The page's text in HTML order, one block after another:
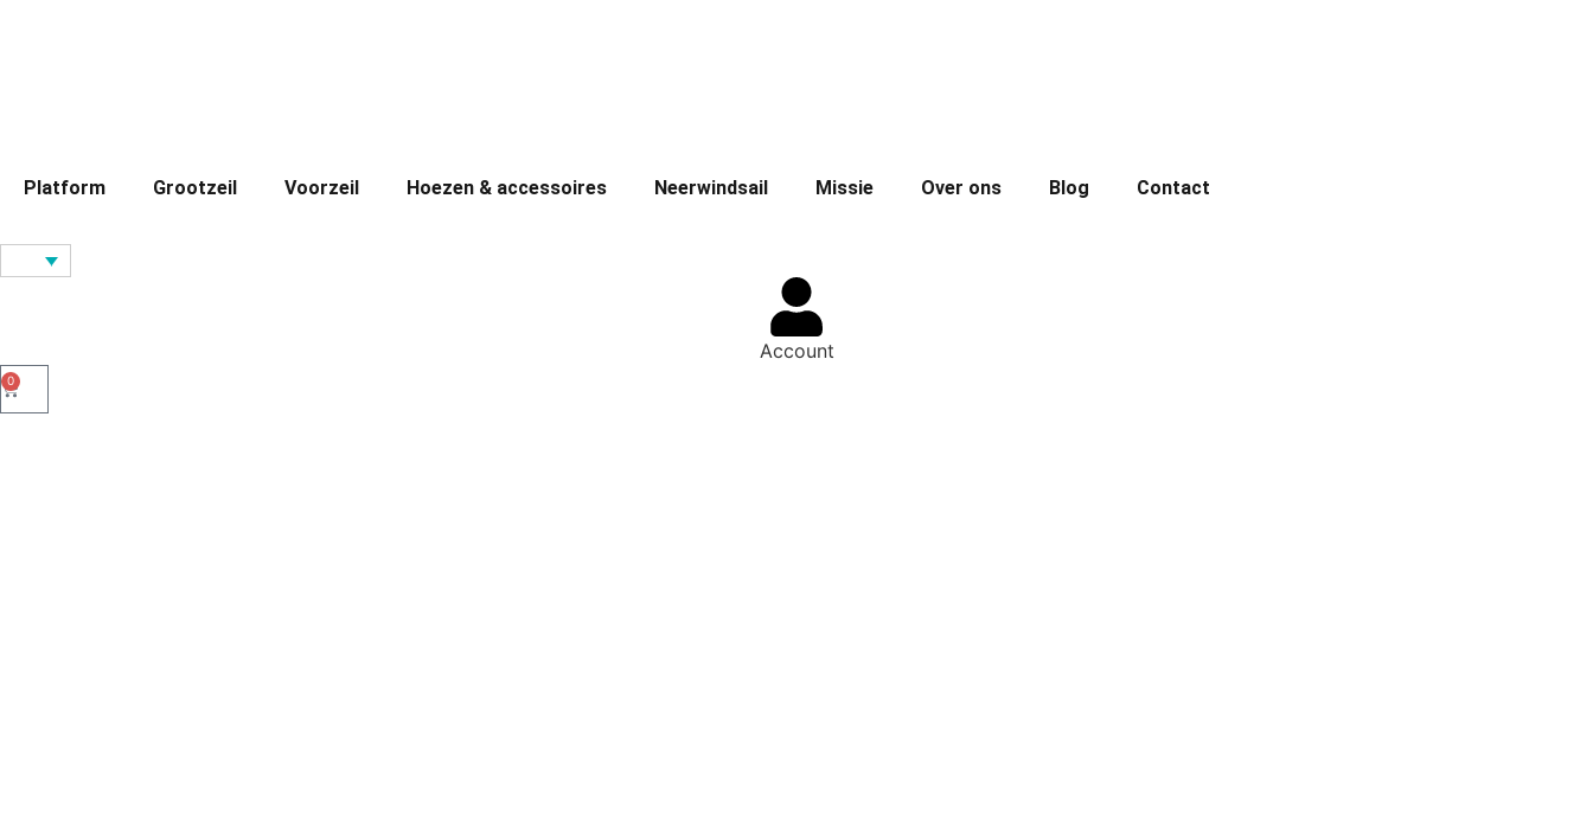
Platform Grootzeil Voorzeil Hoezen & accessoires Neerwindsail Missie Over ons Blog Contact
Account
0